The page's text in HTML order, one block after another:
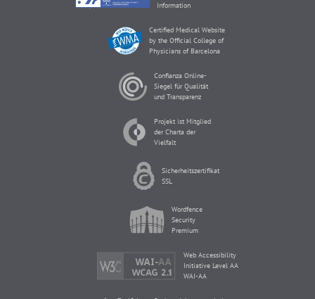
Information
Certified Medical Website
by the Official College of
Physicians of Barcelona
Confianza Online-
Siegel für Qualität
und Transparenz
Projekt ist Mitglied
der Charta der
Vielfalt
Sicherheitszertifikat
SSL
Wordfence
Security
Premium
Web Accessibility
Initiative Level AA
WAI-AA